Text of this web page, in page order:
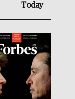
Today